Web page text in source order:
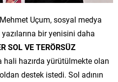
Uçum, sosyal medya
bir yenisini daha
SOL VE TERÖRSÜZ
hali hazırda yürütülmekte olan
destek istedi. Sol adının